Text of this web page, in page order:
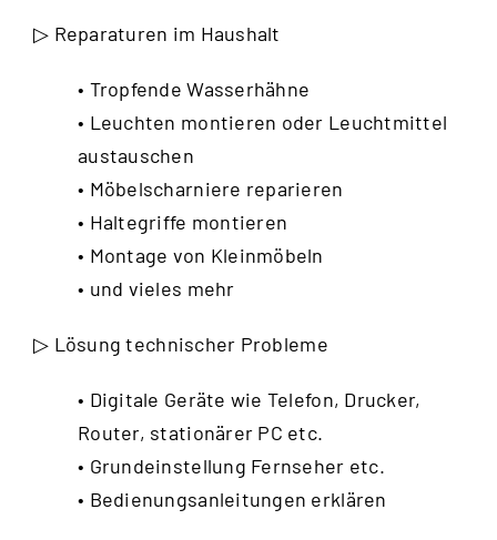
▷ Reparaturen im Haushalt
• Tropfende Wasserhähne
• Leuchten montieren oder Leuchtmittel
austauschen
• Möbelscharniere reparieren
• Haltegriffe montieren
• Montage von Kleinmöbeln
• und vieles mehr
▷ Lösung technischer Probleme
• Digitale Geräte wie Telefon, Drucker,
Router, stationärer PC etc.
• Grundeinstellung Fernseher etc.
• Bedienungsanleitungen erklären